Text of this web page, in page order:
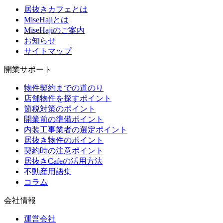
居抜きカフェとは
MiseHajiとは
MiseHajiのご案内
お知らせ
サイトマップ
開業サポート
物件契約までの道のり
店舗物件を探すポイント
節税対策のポイント
開業前の準備ポイント
内装工事業者の選定ポイント
居抜き物件のポイント
契約時の注意ポイント
居抜きCafeの活用方法
不動産用語集
コラム
会社情報
運営会社